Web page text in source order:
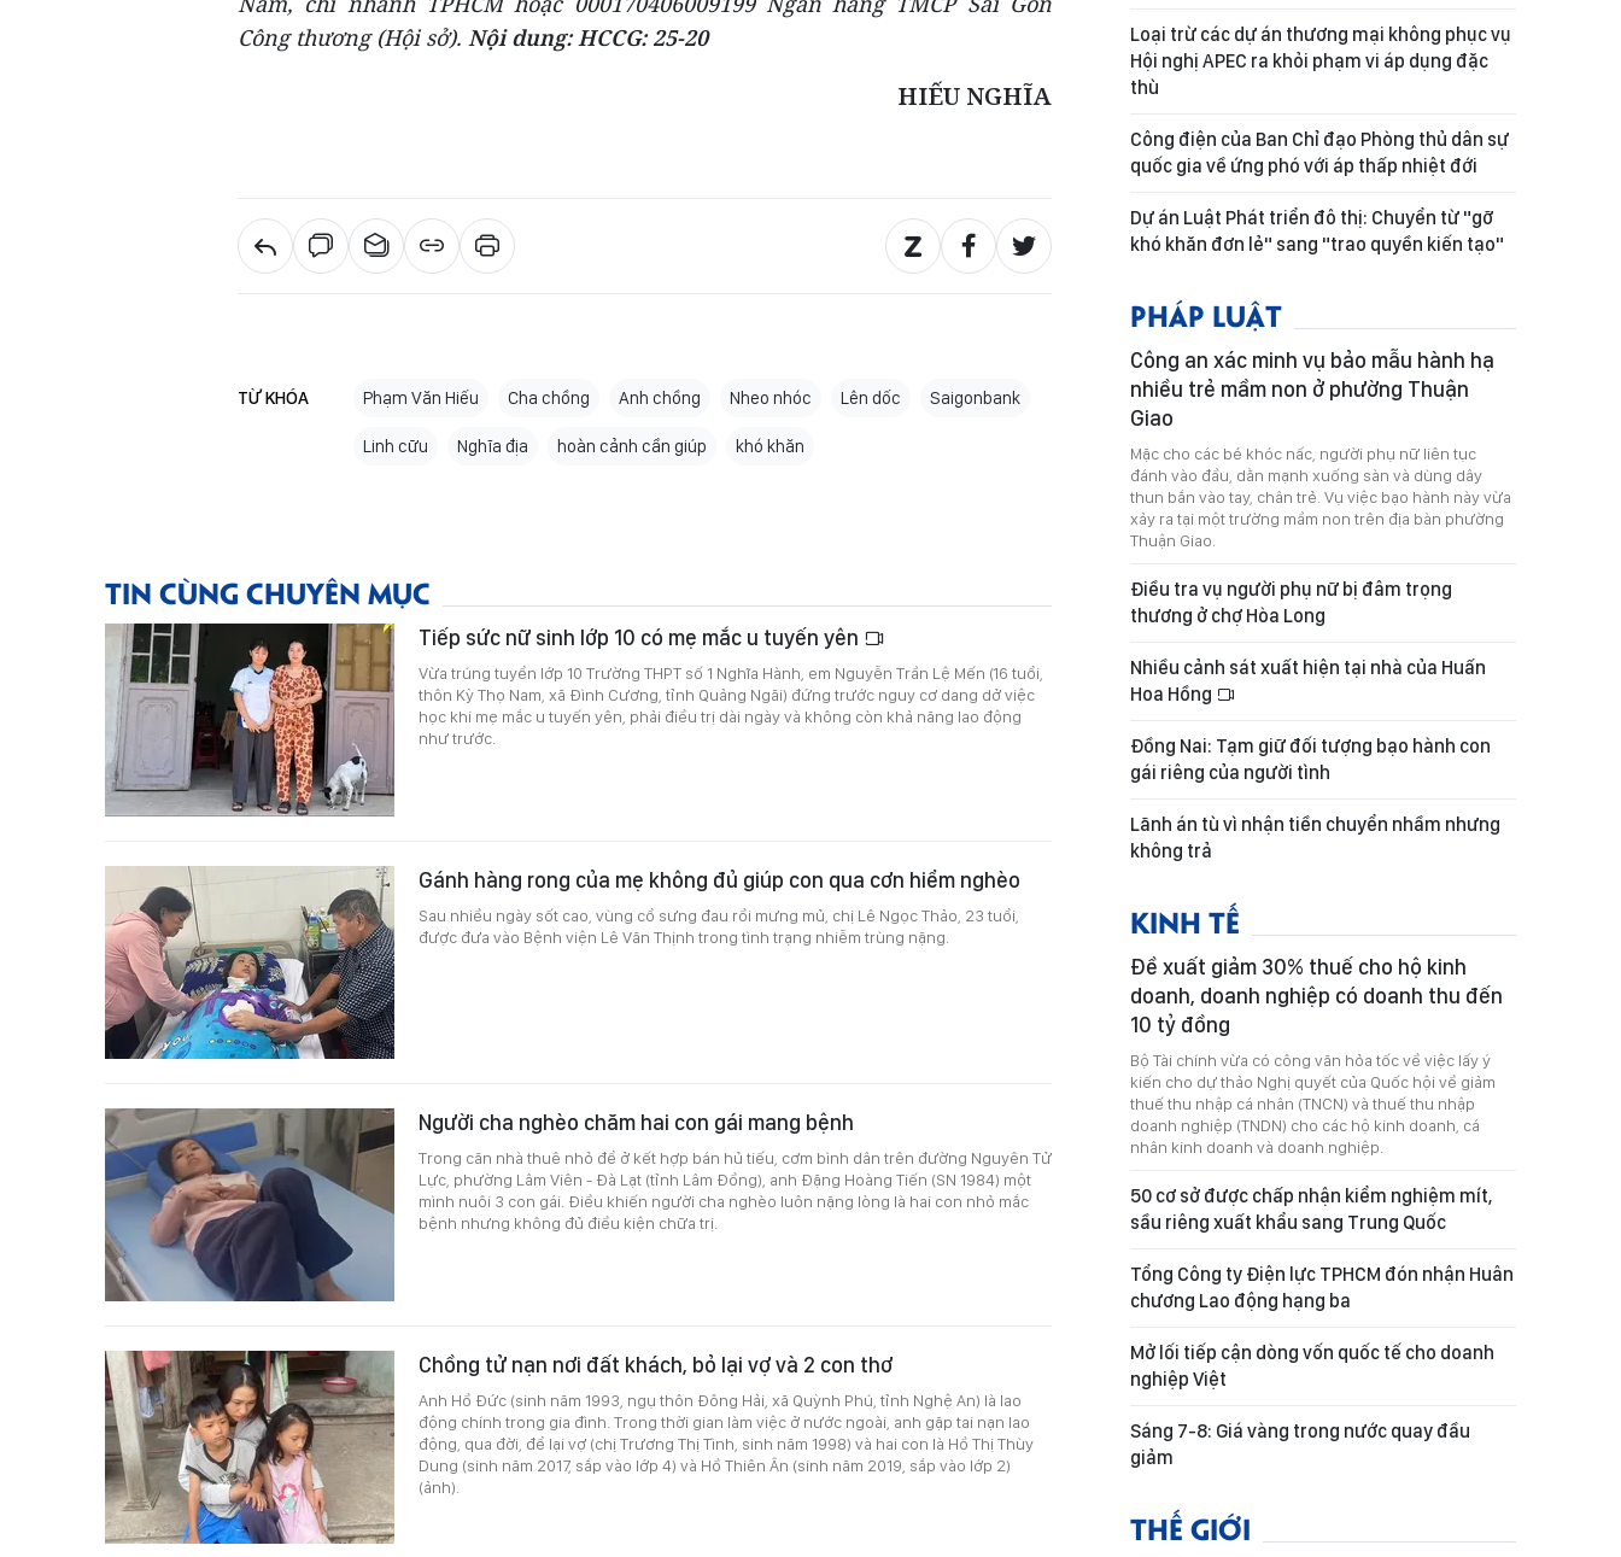
Công thương (Hội sở). Nội dung: HCCG: 25-20
HIẾU NGHĨA
TỪ KHÓA Phạm Văn Hiếu Cha chồng Anh chồng Nheo nhóc Lên dốc Saigonbank
Linh cữu Nghĩa địa hoàn cảnh cần giúp khó khăn
TIN CÙNG CHUYÊN MỤC
Tiếp sức nữ sinh lớp 10 có mẹ mắc u tuyến yên
Vừa trúng tuyển lớp 10 Trường THPT số 1 Nghĩa Hành, em Nguyễn Trần Lệ Mến (16 tuổi,
thôn Kỳ Thọ Nam, xã Đình Cương, tỉnh Quảng Ngãi) đứng trước nguy cơ dang dở việc
học khi mẹ mắc u tuyến yên, phải điều trị dài ngày và không còn khả năng lao động
như trước.
Gánh hàng rong của mẹ không đủ giúp con qua cơn hiểm nghèo
Sau nhiều ngày sốt cao, vùng cổ sưng đau rồi mưng mủ, chị Lê Ngọc Thảo, 23 tuổi,
được đưa vào Bệnh viện Lê Văn Thịnh trong tình trạng nhiễm trùng nặng.
Người cha nghèo chăm hai con gái mang bệnh
Trong căn nhà thuê nhỏ để ở kết hợp bán hủ tiếu, cơm bình dân trên đường Nguyên Tử
Lực, phường Lâm Viên - Đà Lạt (tỉnh Lâm Đồng), anh Đặng Hoàng Tiến (SN 1984) một
mình nuôi 3 con gái. Điều khiến người cha nghèo luôn nặng lòng là hai con nhỏ mắc
bệnh nhưng không đủ điều kiện chữa trị.
Chồng tử nạn nơi đất khách, bỏ lại vợ và 2 con thơ
Anh Hồ Đức (sinh năm 1993, ngụ thôn Đông Hải, xã Quỳnh Phú, tỉnh Nghệ An) là lao
động chính trong gia đình. Trong thời gian làm việc ở nước ngoài, anh gặp tai nạn lao
động, qua đời, để lại vợ (chị Trương Thị Tình, sinh năm 1998) và hai con là Hồ Thị Thùy
Dung (sinh năm 2017, sắp vào lớp 4) và Hồ Thiên Ân (sinh năm 2019, sắp vào lớp 2)
(ảnh).
Loại trừ các dự án thương mại không phục vụ
Hội nghị APEC ra khỏi phạm vi áp dụng đặc
thù
Công điện của Ban Chỉ đạo Phòng thủ dân sự
quốc gia về ứng phó với áp thấp nhiệt đới
Dự án Luật Phát triển đô thị: Chuyển từ "gỡ
khó khăn đơn lẻ" sang "trao quyền kiến tạo"
PHÁP LUẬT
Công an xác minh vụ bảo mẫu hành hạ
nhiều trẻ mầm non ở phường Thuận
Giao
Mặc cho các bé khóc nấc, người phụ nữ liên tục
đánh vào đầu, dằn mạnh xuống sàn và dùng dây
thun bắn vào tay, chân trẻ. Vụ việc bạo hành này vừa
xảy ra tại một trường mầm non trên địa bàn phường
Thuận Giao.
Điều tra vụ người phụ nữ bị đâm trọng
thương ở chợ Hòa Long
Nhiều cảnh sát xuất hiện tại nhà của Huấn
Hoa Hồng
Đồng Nai: Tạm giữ đối tượng bạo hành con
gái riêng của người tình
Lãnh án tù vì nhận tiền chuyển nhầm nhưng
không trả
KINH TẾ
Đề xuất giảm 30% thuế cho hộ kinh
doanh, doanh nghiệp có doanh thu đến
10 tỷ đồng
Bộ Tài chính vừa có công văn hỏa tốc về việc lấy ý
kiến cho dự thảo Nghị quyết của Quốc hội về giảm
thuế thu nhập cá nhân (TNCN) và thuế thu nhập
doanh nghiệp (TNDN) cho các hộ kinh doanh, cá
nhân kinh doanh và doanh nghiệp.
50 cơ sở được chấp nhận kiểm nghiệm mít,
sầu riêng xuất khẩu sang Trung Quốc
Tổng Công ty Điện lực TPHCM đón nhận Huân
chương Lao động hạng ba
Mở lối tiếp cận dòng vốn quốc tế cho doanh
nghiệp Việt
Sáng 7-8: Giá vàng trong nước quay đầu
giảm
THẾ GIỚI